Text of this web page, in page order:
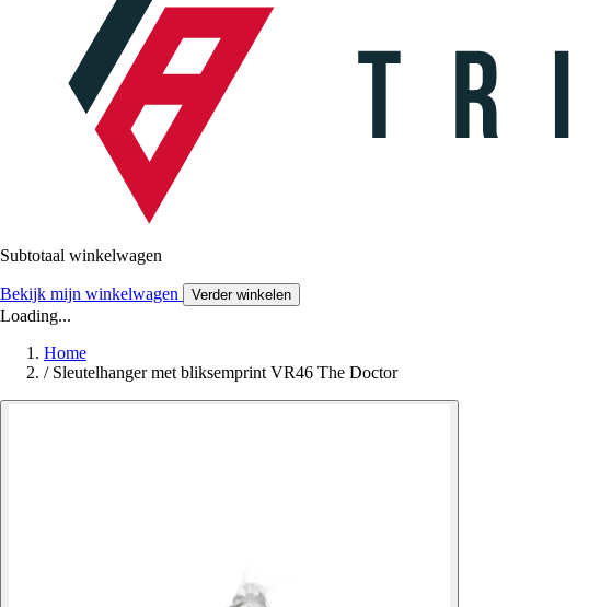
Subtotaal winkelwagen
Bekijk mijn winkelwagen Verder winkelen
Loading...
Home
/ Sleutelhanger met bliksemprint VR46 The Doctor